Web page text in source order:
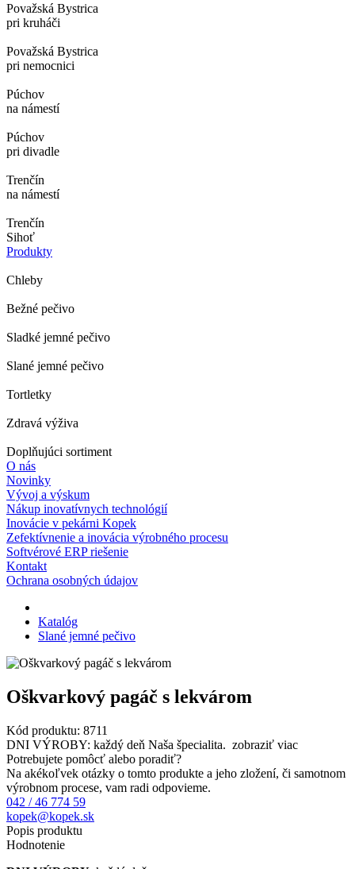
Považská Bystrica
pri kruháči
Považská Bystrica
pri nemocnici
Púchov
na námestí
Púchov
pri divadle
Trenčín
na námestí
Trenčín
Sihoť
Produkty
Chleby
Bežné pečivo
Sladké jemné pečivo
Slané jemné pečivo
Tortletky
Zdravá výživa
Doplňujúci sortiment
O nás
Novinky
Vývoj a výskum
Nákup inovatívnych technológií
Inovácie v pekárni Kopek
Zefektívnenie a inovácia výrobného procesu
Softvérové ERP riešenie
Kontakt
Ochrana osobných údajov
Katalóg
Slané jemné pečivo
Oškvarkový pagáč s lekvárom
Kód produktu: 8711
DNI VÝROBY: každý deň Naša špecialita. zobraziť viac
Potrebujete pomôcť alebo poradiť?
Na akékoľvek otázky o tomto produkte a jeho zložení, či samotnom
výrobnom procese, vam radi odpovieme.
042 / 46 774 59
kopek@kopek.sk
Popis produktu
Hodnotenie